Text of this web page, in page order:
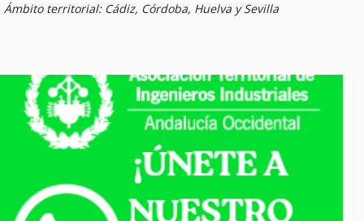
Ámbito territorial: Cádiz, Córdoba, Huelva y Sevilla